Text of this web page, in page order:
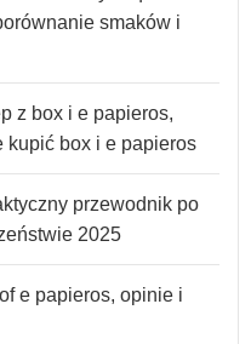
smaków i
z box i e papieros,
kupić box i e papieros
przewodnik po
2025
e papieros, opinie i